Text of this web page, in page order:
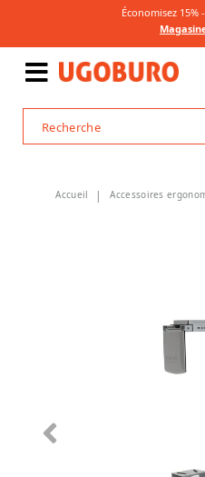
Économisez
Accueil Accessoires